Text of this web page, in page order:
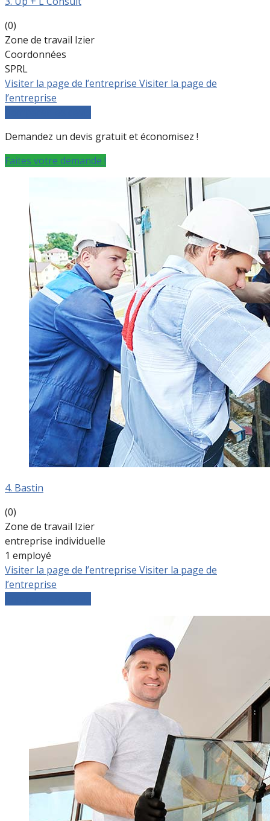
(0)
Zone de travail Izier
Coordonnées
SPRL
Visiter la page de l’entreprise Visiter la page de
l’entreprise
Demandez un devis gratuit et économisez !
Faites votre demande !
4. Bastin
(0)
Zone de travail Izier
entreprise individuelle
1 employé
Visiter la page de l’entreprise Visiter la page de
l’entreprise